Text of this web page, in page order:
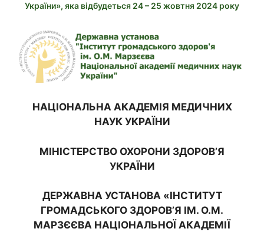
України», яка відбудеться 24 – 25 жовтня 2024 року
НАЦІОНАЛЬНА АКАДЕМІЯ МЕДИЧНИХ
НАУК УКРАЇНИ
МІНІСТЕРСТВО ОХОРОНИ ЗДОРОВ’Я
УКРАЇНИ
ДЕРЖАВНА УСТАНОВА «ІНСТИТУТ
ГРОМАДСЬКОГО ЗДОРОВ’Я ІМ. О.М.
МАРЗЄЄВА НАЦІОНАЛЬНОЇ АКАДЕМІЇ